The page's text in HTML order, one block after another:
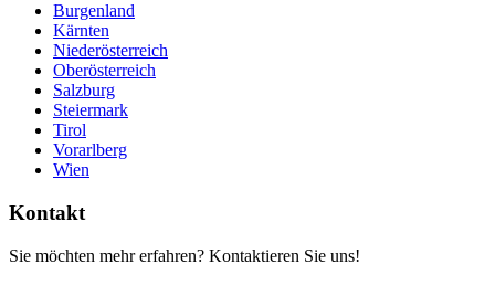
Burgenland
Kärnten
Niederösterreich
Oberösterreich
Salzburg
Steiermark
Tirol
Vorarlberg
Wien
Kontakt
Sie möchten mehr erfahren? Kontaktieren Sie uns!